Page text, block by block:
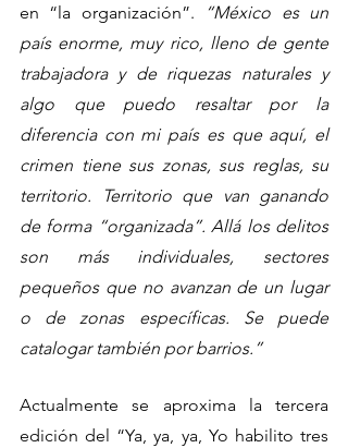
en “la organización”.
“México es un
país enorme, muy rico, lleno de gente
trabajadora y de riquezas naturales y
algo que puedo resaltar por la
diferencia con mi país es que aquí, el
crimen tiene sus zonas, sus reglas, su
territorio. Territorio que van ganando
de forma “organizada”. Allá los delitos
son más individuales, sectores
pequeños que no avanzan de un lugar
o de zonas específicas. Se puede
catalogar también por barrios.”
Actualmente se aproxima la tercera
edición del “Ya, ya, ya, Yo habilito tres